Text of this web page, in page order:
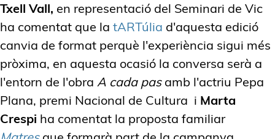
Txell Vall, en representació del Seminari de Vic
ha comentat que la tARTúlia d'aquesta edició
canvia de format perquè l'experiència sigui més
pròxima, en aquesta ocasió la conversa serà a
l'entorn de l'obra A cada pasamb l'actriu Pepa
Plana, premi Nacional de Cultura i Marta
Crespi ha comentat la proposta familiar